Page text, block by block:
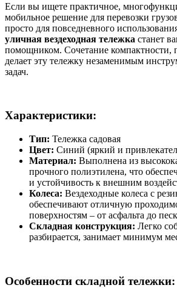
Если вы ищете практичное,
мобильное решение для перевозки
просто для повседневного
уличная вездеходная тележка станет
помощником. Сочетание компактности,
делает эту тележку незаменимым
задач.
Характеристики:
Тип: Тележка садовая
Цвет: Синий (яркий и
Материал: Выполнена из
прочного полиэтилена, что
и устойчивость к внешним
Колеса: Вездеходные колеса с
обеспечивают отличную
поверхностям – от асфальта до
Складная конструкция: Легко
разбирается, занимает минимум
Особенности складной тележки: